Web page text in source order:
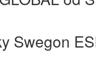
Swegon